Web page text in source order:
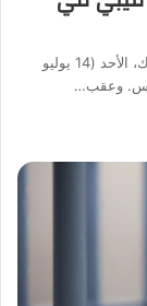
الأناضول- التقى رئيس الأركان العامة التركي متين غوراك، الأحد (14 يوليو